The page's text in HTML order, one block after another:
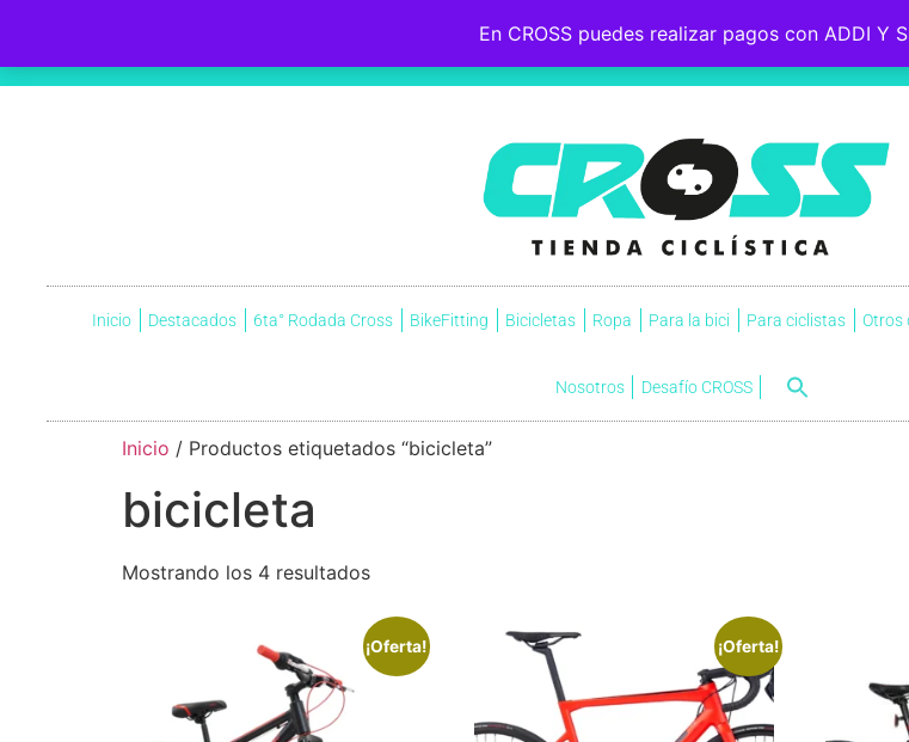
En CROSS puedes realizar pagos con ADDI Y
, el iniciador y perfeccionador de nuestra fe, quien, por el gozo que le esperaba, soportó la
Inicio Destacados 6ta° Rodada Cross BikeFitting Bicicletas Ropa Para la bici Para ciclistas Otros
Nosotros Desafío CROSS
Inicio / Productos etiquetados “bicicleta”
bicicleta
Mostrando los 4 resultados
¡Oferta! ¡Oferta!